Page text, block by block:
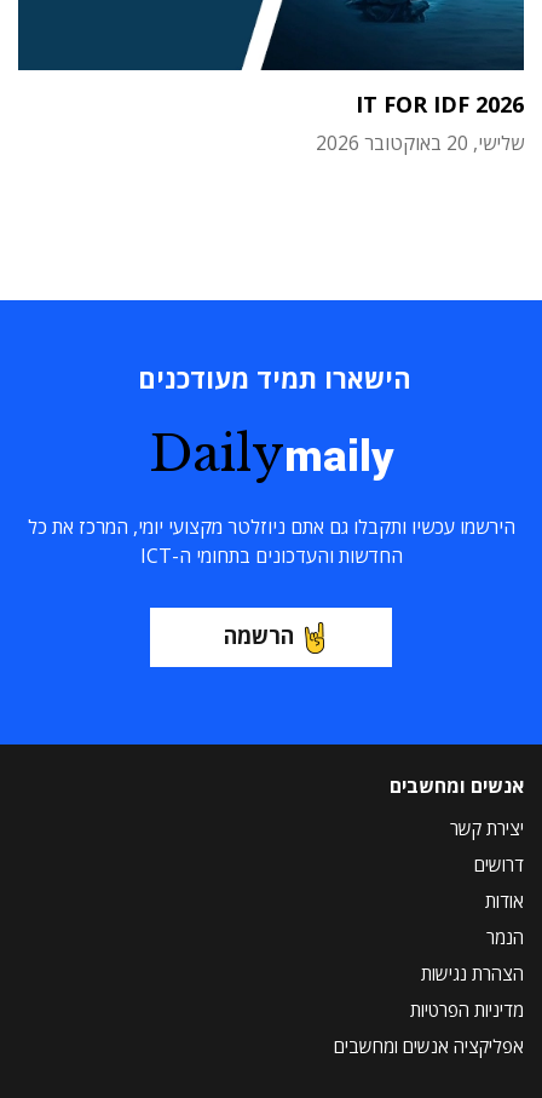
IT FOR IDF 2026
שלישי, 20 באוקטובר 2026
הישארו תמיד מעודכנים
Dailymaily
הירשמו עכשיו ותקבלו גם אתם ניוזלטר מקצועי יומי, המרכז את כל
החדשות והעדכונים בתחומי ה-ICT
הרשמה
אנשים ומחשבים
יצירת קשר
דרושים
אודות
הנמר
הצהרת נגישות
מדיניות הפרטיות
אפליקציה אנשים ומחשבים